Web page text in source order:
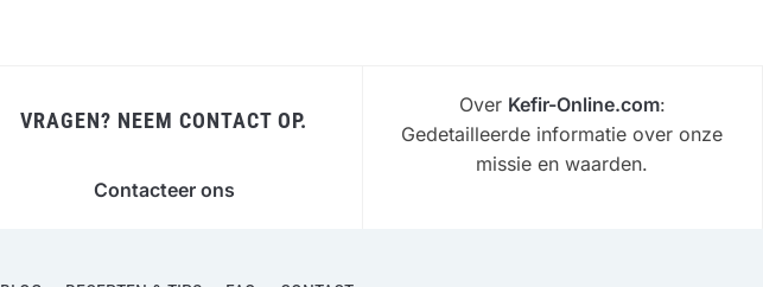
VRAGEN? NEEM CONTACT OP.
Contacteer ons
Over Kefir-Online.com:
Gedetailleerde informatie over onze
missie en waarden.